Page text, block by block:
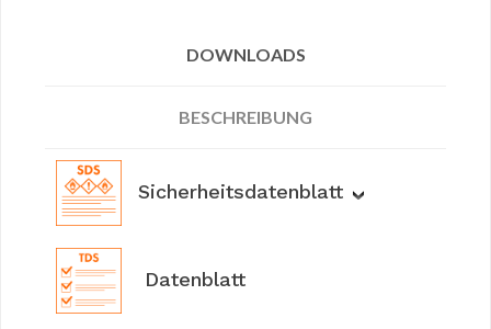
DOWNLOADS
BESCHREIBUNG
Sicherheitsdatenblatt
Datenblatt